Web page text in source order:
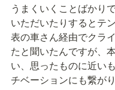
うまくいくことばかり
いただいたりするとテ
表の車さん経由でクラ
たと聞いたんですが、
い、思ったものに近い
チベーションにも繋がり